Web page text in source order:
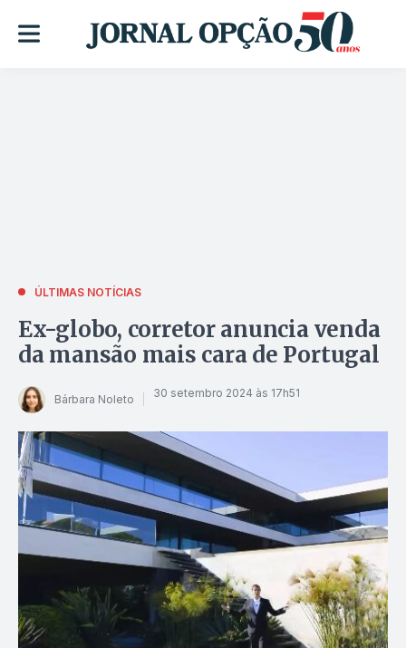
ÚLTIMAS NOTÍCIAS
Ex-globo, corretor anuncia venda
da mansão mais cara de Portugal
Bárbara Noleto 30 setembro 2024 às 17h51